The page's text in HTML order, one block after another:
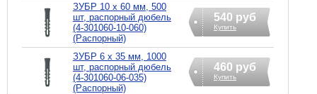
ЗУБР 10 х 60 мм, 500
шт, распорный дюбель
(4-301060-10-060)
(Распорный)
540 руб
Купить
ЗУБР 6 х 35 мм, 1000
шт, распорный дюбель
(4-301060-06-035)
(Распорный)
460 руб
Купить